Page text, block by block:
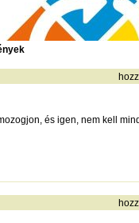
és igen, nem kell